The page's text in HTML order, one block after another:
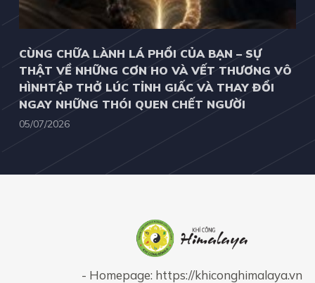
CÙNG CHỮA LÀNH LÁ PHỔI CỦA BẠN – SỰ
THẬT VỀ NHỮNG CƠN HO VÀ VẾT THƯƠNG VÔ
HÌNHTẬP THỞ LÚC TỈNH GIẤC VÀ THAY ĐỔI
NGAY NHỮNG THÓI QUEN CHẾT NGƯỜI
05/07/2026
- Homepage: https://khiconghimalaya.vn